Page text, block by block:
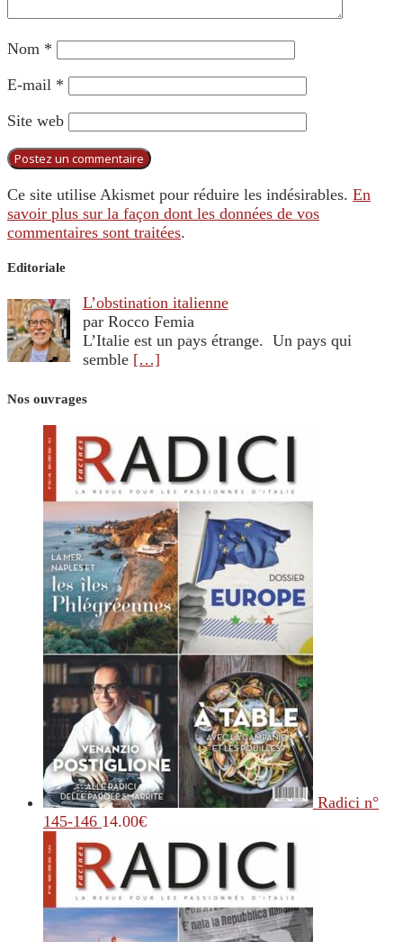
Nom *
E-mail *
Site web
Ce site utilise Akismet pour réduire les indésirables. En
savoir plus sur la façon dont les données de vos
commentaires sont traitées.
Editoriale
L’obstination italienne
par Rocco Femia
L’Italie est un pays étrange. Un pays qui
semble […]
Nos ouvrages
Radici n°
145-146 14.00€